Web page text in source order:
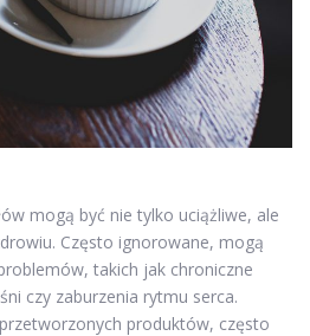
mogą być nie tylko uciążliwe, ale
Często ignorowane, mogą
takich jak chroniczne
czy zaburzenia rytmu serca.
produktów, często